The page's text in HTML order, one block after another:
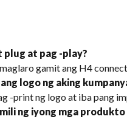
plug at pag -play?
gamit ang H4
logo ng aking
-print ng logo at iba pang
ng iyong mga produkto